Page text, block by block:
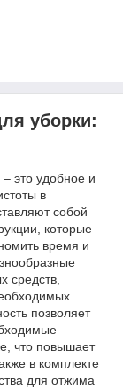
уборки:
это удобное и
в
собой
которые
время и
средств,
позволяет
что повышает
в комплекте
для отжима